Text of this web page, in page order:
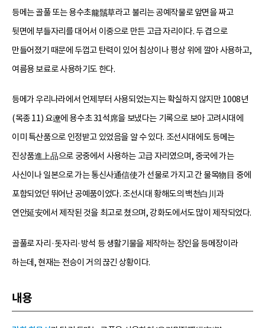
등메는 골풀 또는 용수초龍鬚草라고 불리는 공예작물로 앞면을 짜고
뒷면에 부들자리를 대어서 이중으로 만든 고급 자리이다. 두 겹으로
만들어졌기 때문에 두껍고 탄력이 있어 침상이나 평상 위에 깔아 사용하고,
여름용 보료로 사용하기도 한다.
등메가 우리나라에서 언제부터 사용되었는지는 확실하지 않지만 1008년
(목종 11) 요遼에 용수초 31석席을 보냈다는 기록으로 보아 고려시대에
이미 특산품으로 인정받고 있었음을 알 수 있다. 조선시대에도 등메는
진상품進上品으로 궁중에서 사용하는 고급 자리였으며, 중국에 가는
사신이나 일본으로 가는 통신사通信使가 선물로 가지고 간 물목物目 중에
포함되었던 뛰어난 공예품이었다. 조선시대 황해도의 백천白川과
연안延安에서 제작된 것을 최고로 쳤으며, 강화도에서도 많이 제작되었다.
골풀로 자리·돗자리·방석 등 생활기물을 제작하는 장인을 등메장이라
하는데, 현재는 전승이 거의 끊긴 상황이다.
내용